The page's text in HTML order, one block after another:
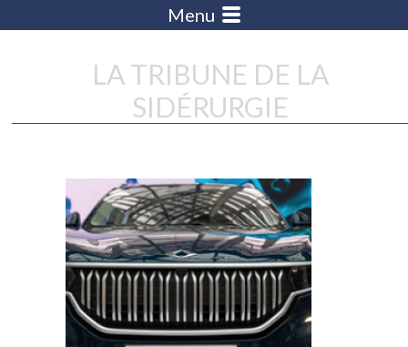
Menu
LA TRIBUNE DE LA
SIDÉRURGIE